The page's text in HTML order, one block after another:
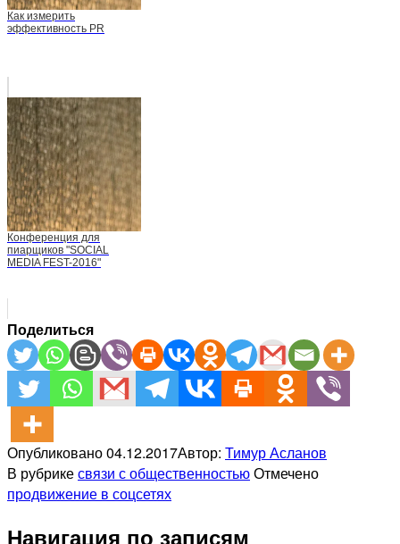
Как измерить
эффективность PR
Конференция для
пиарщиков "SOCIAL
MEDIA FEST-2016"
Поделиться
Опубликовано04.12.2017Автор: Тимур Асланов
В рубрикесвязи с общественностьюОтмечено
продвижение в соцсетях
Навигация по записям